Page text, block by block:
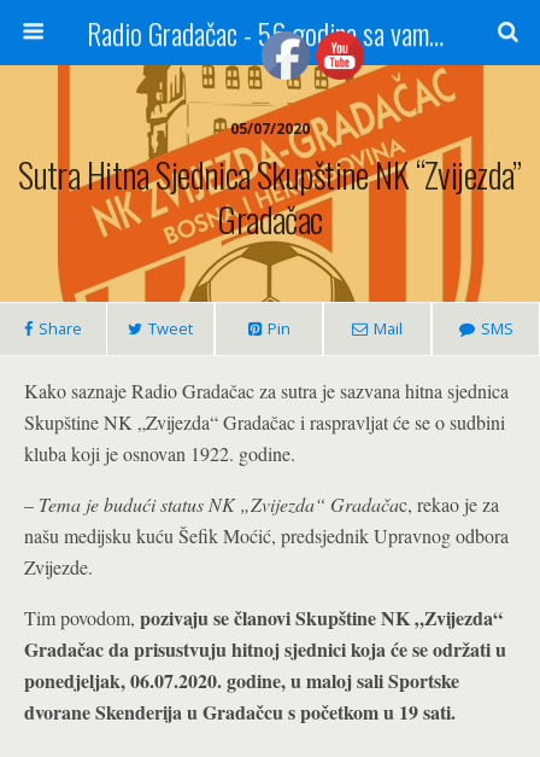
Radio Gradačac - 56 godina sa vama...
05/07/2020
Sutra Hitna Sjednica Skupštine NK “Zvijezda”
Gradačac
Share Tweet Pin Mail SMS
Kako saznaje Radio Gradačac za sutra je sazvana hitna sjednica
Skupštine NK „Zvijezda“ Gradačac i raspravljat će se o sudbini
kluba koji je osnovan 1922. godine.
– Tema je budući status NK „Zvijezda“ Gradačac, rekao je za
našu medijsku kuću Šefik Moćić, predsjednik Upravnog odbora
Zvijezde.
Tim povodom, pozivaju se članovi Skupštine NK „Zvijezda“
Gradačac da prisustvuju hitnoj sjednici koja će se održati u
ponedjeljak, 06.07.2020. godine, u maloj sali Sportske
dvorane Skenderija u Gradačcu s početkom u 19 sati.